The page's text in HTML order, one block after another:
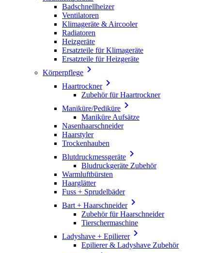
Badschnellheizer
Ventilatoren
Klimageräte & Aircooler
Radiatoren
Heizgeräte
Ersatzteile für Klimageräte
Ersatzteile für Heizgeräte
Körperpflege 
Haartrockner
Zubehör für Haartrockner
Maniküre/Pediküre 
Maniküre Aufsätze
Nasenhaarschneider
Haarstyler
Trockenhauben
Blutdruckmessgeräte 
Bludruckgeräte Zubehör
Warmluftbürsten
Haarglätter
Fuss + Sprudelbäder
Bart + Haarschneider
Zubehör für Haarschneider
Tierschermaschine
Ladyshave + Epilierer
Epilierer & Ladyshave Zubehör